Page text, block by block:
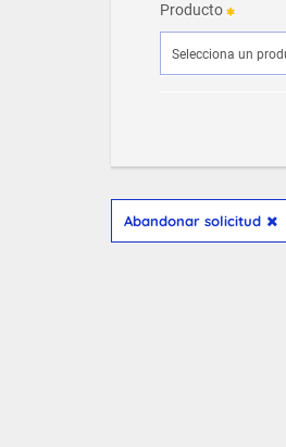
Producto
Abandonar solicitud